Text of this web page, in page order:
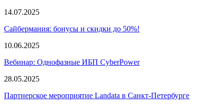
14.07.2025
Сайбермания: бонусы и скидки до 50%!
10.06.2025
Вебинар: Однофазные ИБП CyberPower
28.05.2025
Партнерское мероприятие Landata в Санкт-Петербурге